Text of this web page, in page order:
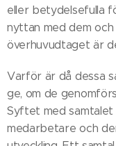
eller betydelsefulla
nyttan med dem
överhuvudtaget är
Varför är då dessa
ge, om de
Syftet med
medarbetare och